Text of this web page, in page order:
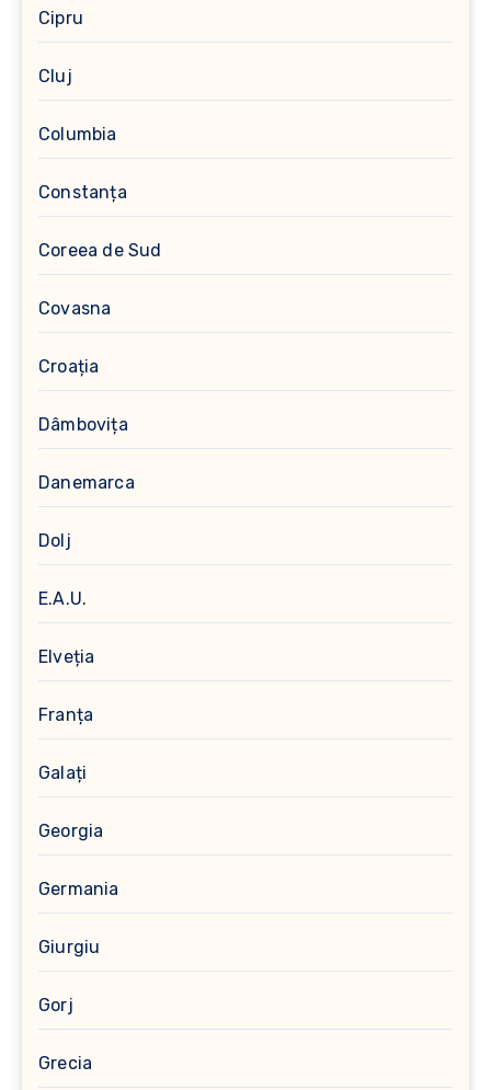
Cipru
Cluj
Columbia
Constanța
Coreea de Sud
Covasna
Croația
Dâmbovița
Danemarca
Dolj
E.A.U.
Elveția
Franța
Galați
Georgia
Germania
Giurgiu
Gorj
Grecia